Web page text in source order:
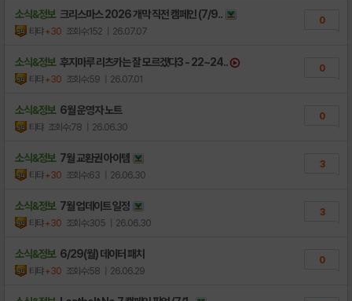
소식&정보 크리스마스 2026 개막 직전 캠페인 (7/9..
티탸+30 조회수:152 | 26.07.07
0
소식&정보 후지마루 리츠카는 잘 모르겠다3 - 22~24..
티탸+30 조회수:59 | 26.07.01
0
소식&정보 6월 운영자 노트
티탸 조회수:78 | 26.06.30
0
소식&정보 7월 교환권 아이템
티탸+30 조회수:63 | 26.06.30
3
소식&정보 7월 업데이트 일정
티탸+30 조회수:305 | 26.06.30
3
소식&정보 6/29(월) 데이터 패치
티탸+30 조회수:58 | 26.06.29
0